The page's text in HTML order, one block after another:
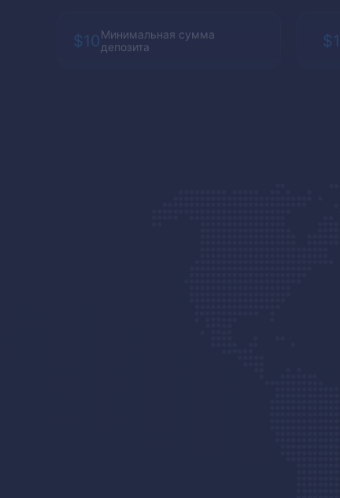
$10Минимальная сумма
депозита
$1